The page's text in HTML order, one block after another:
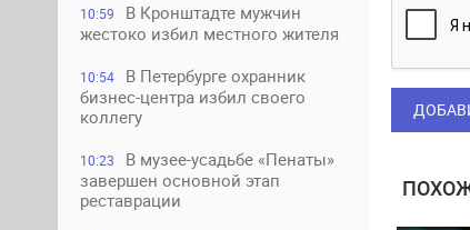
10:59
В Кронштадте мужчин
жестоко избил местного жителя
10:54
В Петербурге охранник
бизнес-центра избил своего
коллегу
10:23
В музее-усадьбе «Пенаты»
завершен основной этап
реставрации